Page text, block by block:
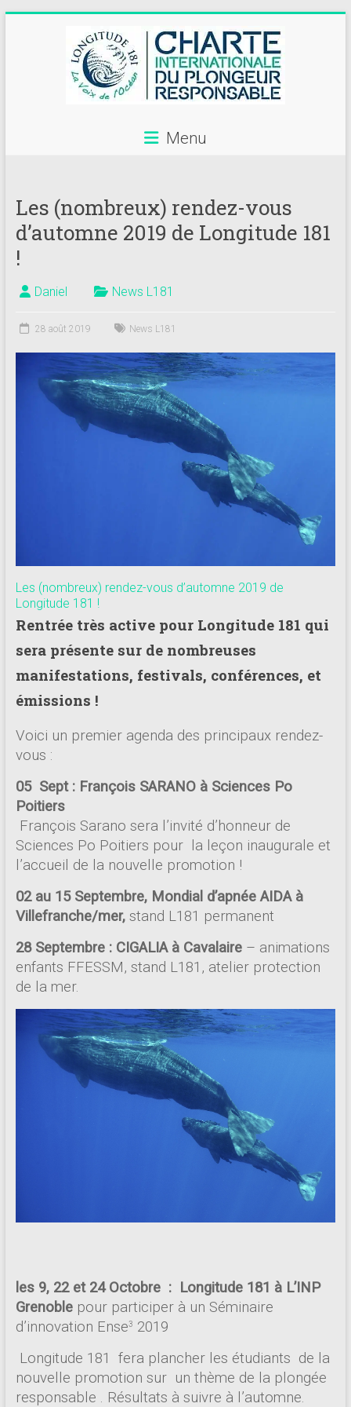
centres
de
plongée
adhérents
Longitude
181
Annuaire
Menu
Les (nombreux) rendez-vous
d’automne 2019 de Longitude 181
!
Daniel News L181
28 août 2019 News L181
Les (nombreux) rendez-vous d’automne 2019 de
Longitude 181 !
Rentrée très active pour Longitude 181 qui
sera présente sur de nombreuses
manifestations, festivals, conférences, et
émissions !
Voici un premier agenda des principaux rendez-
vous :
05 Sept : François SARANO à Sciences Po
Poitiers
François Sarano sera l’invité d’honneur de
Sciences Po Poitiers pour la leçon inaugurale et
l’accueil de la nouvelle promotion !
02 au 15 Septembre, Mondial d’apnée AIDA à
Villefranche/mer, stand L181 permanent
28 Septembre : CIGALIA à Cavalaire– animations
enfants FFESSM, stand L181, atelier protection
de la mer.
les 9, 22 et 24 Octobre : Longitude 181 à L’INP
Grenoble pour participer à un Séminaire
d’innovation Ense3
2019
Longitude 181 fera plancher les étudiants de la
nouvelle promotion sur un thème de la plongée
responsable . Résultats à suivre à l’automne.